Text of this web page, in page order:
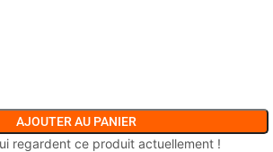
AJOUTER AU PANIER
regardent ce produit actuellement !